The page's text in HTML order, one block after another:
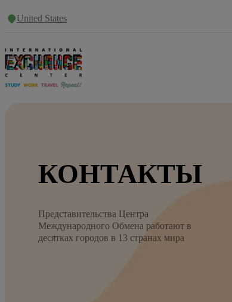
United States
КОНТАКТЫ
Представительства Центра
Международного Обмена работают в
десятках городов в 13 странах мира